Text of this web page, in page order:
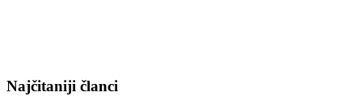
Najčitaniji članci